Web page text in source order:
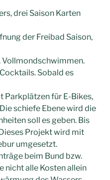
drei Saison Karten
der Freibad Saison,
Vollmondschwimmen.
Sobald es
Parkplätzen für E-Bikes,
schiefe Ebene wird die
soll es geben. Bis
Projekt wird mit
umgesetzt.
beim Bund bzw.
nicht alle Kosten allein